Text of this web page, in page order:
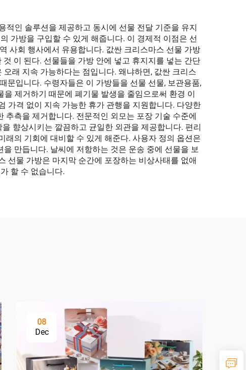
인 솔루션을 제공하고 동시에 선물 전달 기준을 유지
가방을 구입할 수 있게 해줍니다. 이 경제적 이점은 선
사회 행사에서 유용합니다. 값싼 크리스마스 선물 가방
이 된다. 선물들을 가방 안에 넣고 휴지지를 넣는 간단
래 지속 가능하다는 점입니다. 왜냐하면, 값싼 크리스
문입니다. 수령자들은 이 가방들을 선물 선물, 보관용품,
제거하기 때문에 폐기물 발생을 줄임으로써 환경 이
가격 없이 지속 가능한 휴가 관행을 지원합니다. 다양한
측을 제거합니다. 전문적인 외모는 포장 기술 수준에
향상시키는 깔끔하고 균일한 외관을 제공합니다. 편리
의 기회에 대비할 수 있게 해준다. 사용자 정의 옵션은
만듭니다. 날씨에 저항하는 것은 운송 중에 선물을 보
선물 가방은 마지막 순간에 포장하는 비상사태를 없애
할 수 없습니다.
08
Dec